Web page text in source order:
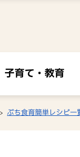
子育て・教育
ぷち食育簡単レシピ一